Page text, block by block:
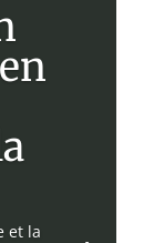
et la